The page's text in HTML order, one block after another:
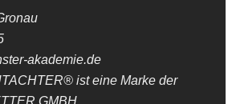
akademie.de
ist eine Marke der